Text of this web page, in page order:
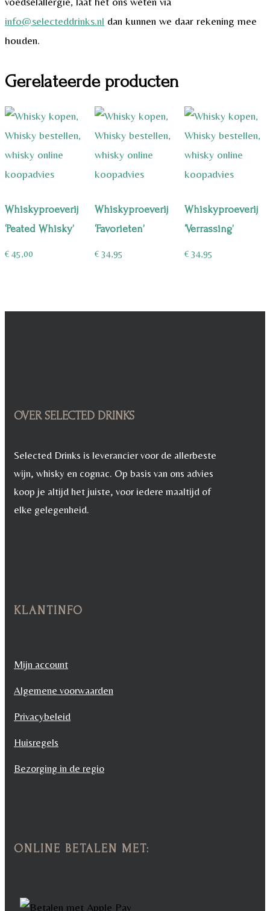
info@selecteddrinks.nl dan kunnen we daar rekening mee
houden.
Gerelateerde producten
Whiskyproeverij
‘Peated Whisky’
€ 45,00
Whiskyproeverij
‘Favorieten’
€ 34,95
Whiskyproeverij
‘Verrassing’
€ 34,95
OVER SELECTED DRINKS
Selected Drinks is leverancier voor de allerbeste
wijn, whisky en cognac. Op basis van ons advies
koop je altijd het juiste, voor iedere maaltijd of
elke gelegenheid.
KLANTINFO
Mijn account
Algemene voorwaarden
Privacybeleid
Huisregels
Bezorging in de regio
ONLINE BETALEN MET: